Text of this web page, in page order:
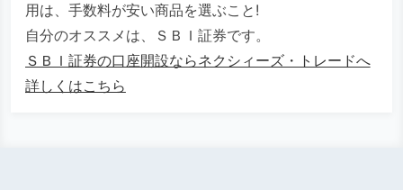
用は、手数料が安い商品を選ぶこと!
自分のオススメは、ＳＢＩ証券です。
ＳＢＩ証券の口座開設ならネクシィーズ・トレードへ
詳しくはこちら